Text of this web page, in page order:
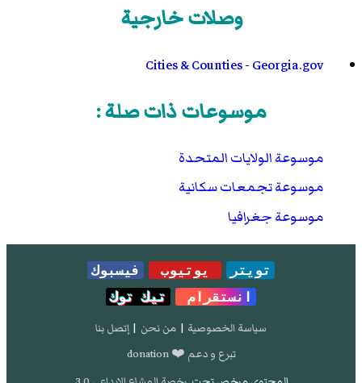
وصلات خارجية
Cities & Counties - Georgia.gov
موسوعات ذات صلة :
موسوعة الولايات المتحدة
موسوعة تجمعات سكانية
موسوعة جغرافيا
تويتر يوتيوب
فيسبوك
انستقرام
تيك توك
سياسة الخصوصية | من نحن | إتصل بنا
تبرع و دعم ❤️ donation